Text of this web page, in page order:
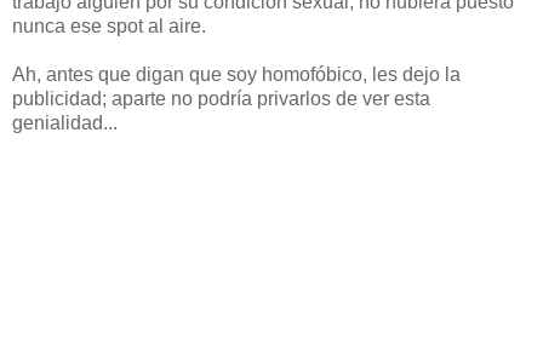
nunca ese spot al aire.
Ah, antes que digan que soy homofóbico, les dejo la
publicidad; aparte no podría privarlos de ver esta
genialidad...